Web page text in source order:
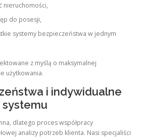
nieruchomości,
do posesji,
systemy bezpieczeństwa w jednym
z myślą o maksymalnej
użytkowania.
i indywidualne
dlatego proces współpracy
analizy potrzeb klienta. Nasi specjaliści